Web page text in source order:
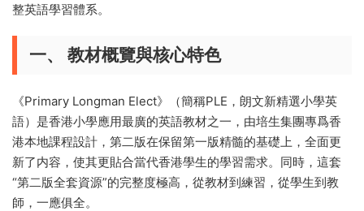
整英語學習體系。
一、 教材概覽與核心特色
《Primary Longman Elect》（簡稱PLE，朗文新精選小學英
語）是香港小學應用最廣的英語教材之一，由培生集團專爲香
港本地課程設計，第二版在保留第一版精髓的基礎上，全面更
新了内容，使其更貼合當代香港學生的學習需求。同時，這套
“第二版全套資源”的完整度極高，從教材到練習，從學生到教
師，一應俱全。